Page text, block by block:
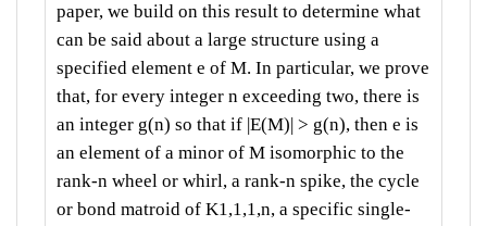
paper, we build on this result to determine what
can be said about a large structure using a
specified element e of M. In particular, we prove
that, for every integer n exceeding two, there is
an integer g(n) so that if |E(M)| > g(n), then e is
an element of a minor of M isomorphic to the
rank-n wheel or whirl, a rank-n spike, the cycle
or bond matroid of K1,1,1,n, a specific single-